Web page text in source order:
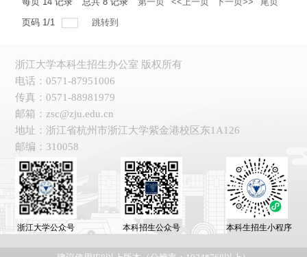
页码 1/1 跳转到
浙江大学本科生招生办公室 版权所有
电话：0571-87951006
传真：0571-88981979
邮箱：zsc@zju.edu.cn
地址：浙江省杭州市浙江大学紫金港校区东1A126
邮编：310058
浙江大学公众号 本科招生公众号 本科生招生小程序